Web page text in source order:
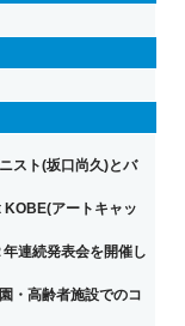
スト(坂口尚久)とバ
アートキャッ
連続発表会を開催し
・高齢者施設でのコ